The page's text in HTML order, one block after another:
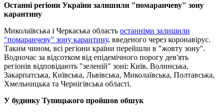
Останні регіони України залишили "помаранчеву" зону
карантину
Миколаївська і Черкаська область останніми залишили
"помаранчеву" зону карантину, введеного через коронавірус.
Таким чином, всі регіони країни перейшли в "жовту зону".
Водночас за відсотком від епідемічного порогу дев'ять
регіонів відповідають "зеленій" зоні: Київ, Волинська,
Закарпатська, Київська, Львівська, Миколаївська, Полтавська,
Хмельницька та Чернігівська області.
У будинку Тупицького пройшов обшук